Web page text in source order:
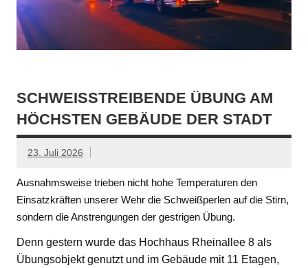
SCHWEISSTREIBENDE ÜBUNG AM H
ÖCHSTEN GEBÄUDE DER STADT
23. Juli 2026
Ausnahmsweise trieben nicht hohe Temperaturen den
Einsatzkräften unserer Wehr die Schweißperlen auf die Stirn,
sondern die Anstrengungen der gestrigen Übung.
Denn gestern wurde das Hochhaus Rheinallee 8 als
Übungsobjekt genutzt und im Gebäude mit 11 Etagen,